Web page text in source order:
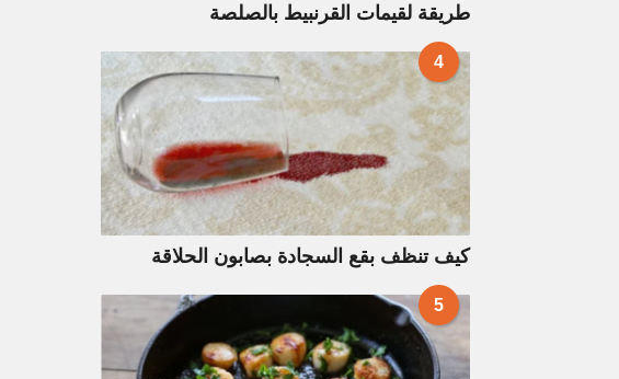
طريقة لقيمات القرنبيط بالصلصة
4
كيف تنظف بقع السجادة بصابون الحلاقة
5